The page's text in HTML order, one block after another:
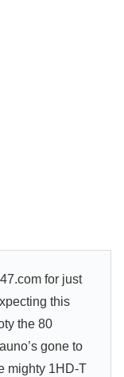
for just
this
the 80
gone to
mighty 1HD-T